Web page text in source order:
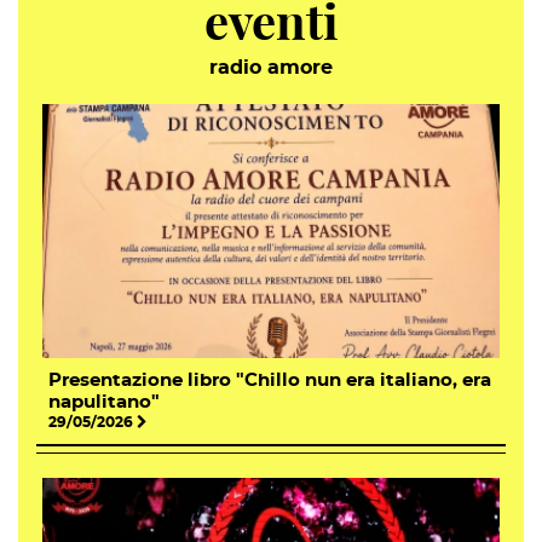
eventi
radio amore
Presentazione libro "Chillo nun era italiano, era
napulitano"
29/05/2026